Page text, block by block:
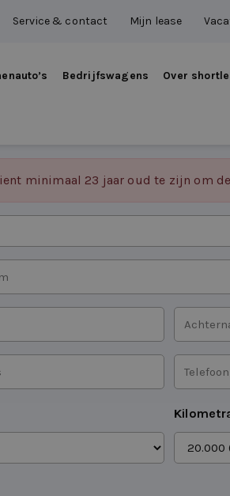
Service & contact Mijn lease
Bedrijfswagens Over
minimaal 23 jaar oud te zijn om
*
*